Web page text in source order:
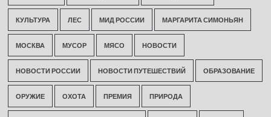
КУЛЬТУРА ЛЕС МИД РОССИИ МАРГАРИТА СИМОНЬЯН
МОСКВА МУСОР МЯСО НОВОСТИ
НОВОСТИ РОССИИ НОВОСТИ ПУТЕШЕСТВИЙ ОБРАЗОВАНИЕ
ОРУЖИЕ ОХОТА ПРЕМИЯ ПРИРОДА